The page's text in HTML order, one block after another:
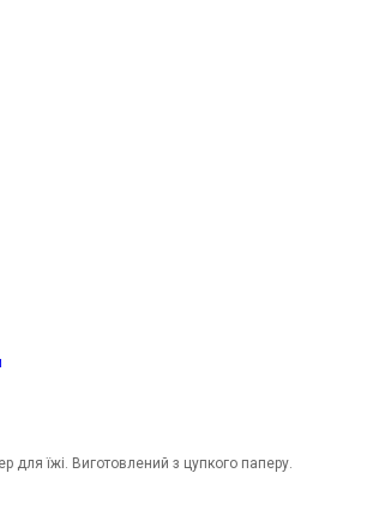
для їжі. Виготовлений з цупкого паперу.